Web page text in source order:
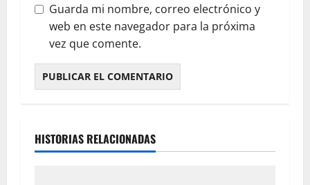
Guarda mi nombre, correo electrónico y
web en este navegador para la próxima
vez que comente.
HISTORIAS RELACIONADAS